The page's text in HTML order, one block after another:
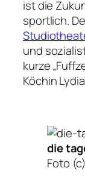
ist die
sportlich.
und
kurze
Köchin
die
Foto